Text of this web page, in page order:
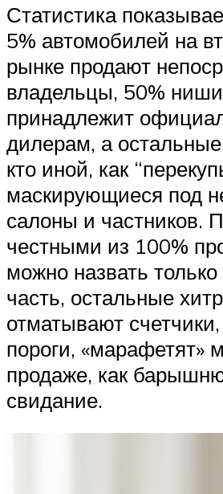
Статистика
5% автомобилей на
рынке продают
владельцы, 50% ниши
принадлежит
дилерам, а
кто иной, как
маскирующиеся под
салоны и частников.
честными из 100%
можно назвать
часть, остальные
отматывают
пороги, «марафетят»
продаже, как
свидание.